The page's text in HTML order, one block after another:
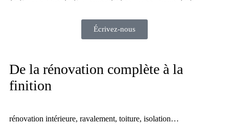
Écrivez-nous
De la rénovation complète à la
finition
rénovation intérieure, ravalement, toiture, isolation…